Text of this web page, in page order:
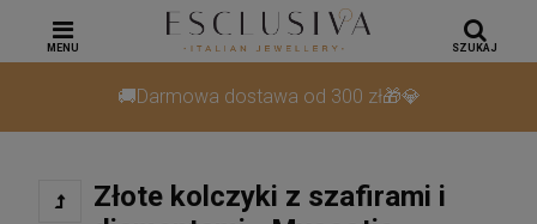
🚚Darmowa dostawa od 300 zł🎁💎
MENU SZUKAJ
Złote kolczyki z szafirami i